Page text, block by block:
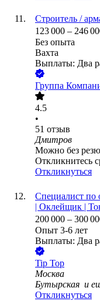
Строитель /
123 000 – 246
Без опыта
Вахта
Выплаты: Два
Группа
4.5
•
51 отзыв
Дмитров
Можно без
Откликнитесь
Откликнуться
Специалист по
| Оклейщик |
200 000 – 300
Опыт 3-6 лет
Выплаты: Два
Tip Top
Москва
Бутырская и
Откликнуться